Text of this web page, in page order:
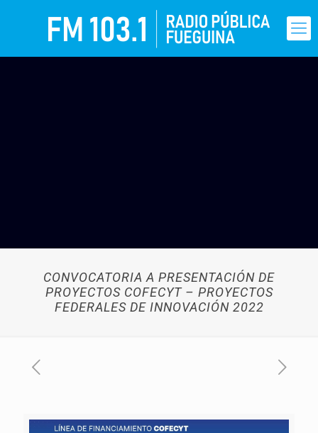
CONVOCATORIA A PRESENTACIÓN DE
PROYECTOS COFECYT – PROYECTOS
FEDERALES DE INNOVACIÓN 2022